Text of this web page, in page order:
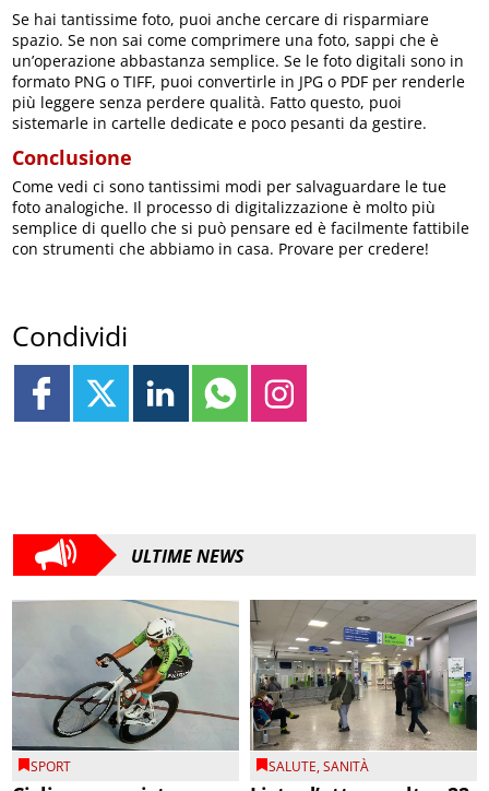
Se hai tantissime foto, puoi anche cercare di risparmiare
spazio. Se non sai come comprimere una foto, sappi che è
un’operazione abbastanza semplice. Se le foto digitali sono in
formato PNG o TIFF, puoi convertirle in JPG o PDF per renderle
più leggere senza perdere qualità. Fatto questo, puoi
sistemarle in cartelle dedicate e poco pesanti da gestire.
Conclusione
Come vedi ci sono tantissimi modi per salvaguardare le tue
foto analogiche. Il processo di digitalizzazione è molto più
semplice di quello che si può pensare ed è facilmente fattibile
con strumenti che abbiamo in casa. Provare per credere!
Condividi
ULTIME NEWS
SPORT SALUTE,SANITÀ